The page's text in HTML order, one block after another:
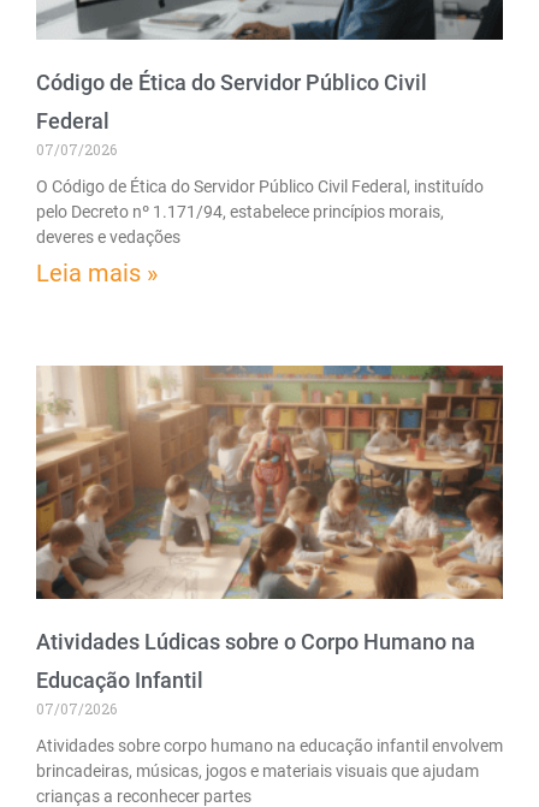
Código de Ética do Servidor Público Civil
Federal
07/07/2026
O Código de Ética do Servidor Público Civil Federal, instituído
pelo Decreto nº 1.171/94, estabelece princípios morais,
deveres e vedações
Leia mais »
Atividades Lúdicas sobre o Corpo Humano na
Educação Infantil
07/07/2026
Atividades sobre corpo humano na educação infantil envolvem
brincadeiras, músicas, jogos e materiais visuais que ajudam
crianças a reconhecer partes